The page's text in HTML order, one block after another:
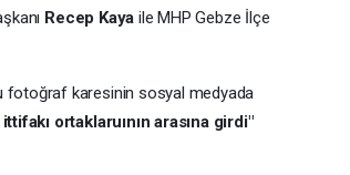
Recep Kaya ile MHP Gebze İlçe
fotoğraf karesinin sosyal medyada
ortaklaruının arasına girdi"